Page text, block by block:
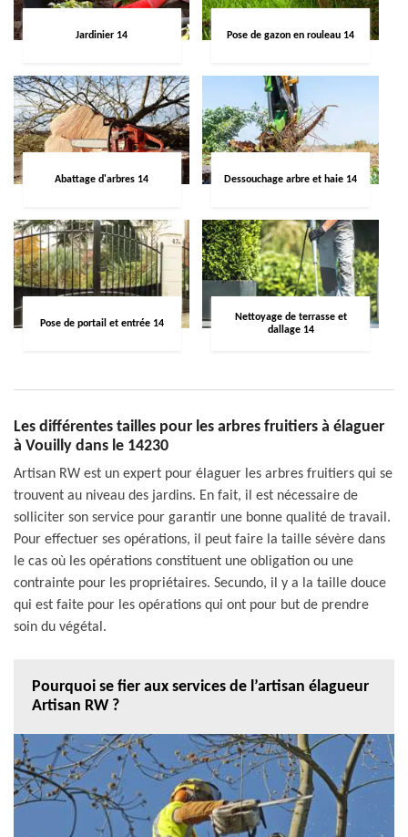
Jardinier 14 Pose de gazon en rouleau 14
Abattage d'arbres 14 Dessouchage arbre et haie 14
Pose de portail et entrée 14
Nettoyage de terrasse et
dallage 14
Les différentes tailles pour les arbres fruitiers à élaguer
à Vouilly dans le 14230
Artisan RW est un expert pour élaguer les arbres fruitiers qui se
trouvent au niveau des jardins. En fait, il est nécessaire de
solliciter son service pour garantir une bonne qualité de travail.
Pour effectuer ses opérations, il peut faire la taille sévère dans
le cas où les opérations constituent une obligation ou une
contrainte pour les propriétaires. Secundo, il y a la taille douce
qui est faite pour les opérations qui ont pour but de prendre
soin du végétal.
Pourquoi se fier aux services de l’artisan élagueur
Artisan RW ?